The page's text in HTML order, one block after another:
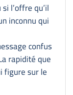
l’offre qu’il
inconnu qui
confus
rapidité que
figure sur le